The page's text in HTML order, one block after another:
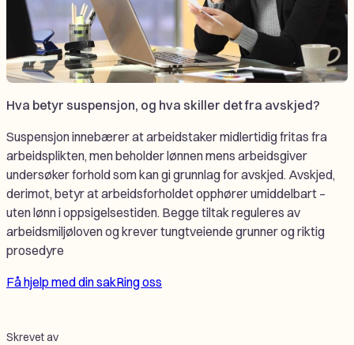
Hva betyr suspensjon, og hva skiller det fra avskjed?
Suspensjon innebærer at arbeidstaker midlertidig fritas fra
arbeidsplikten, men beholder lønnen mens arbeidsgiver
undersøker forhold som kan gi grunnlag for avskjed. Avskjed,
derimot, betyr at arbeidsforholdet opphører umiddelbart –
uten lønn i oppsigelsestiden. Begge tiltak reguleres av
arbeidsmiljøloven og krever tungtveiende grunner og riktig
prosedyre
Få hjelp med din sakRing oss
Skrevet av